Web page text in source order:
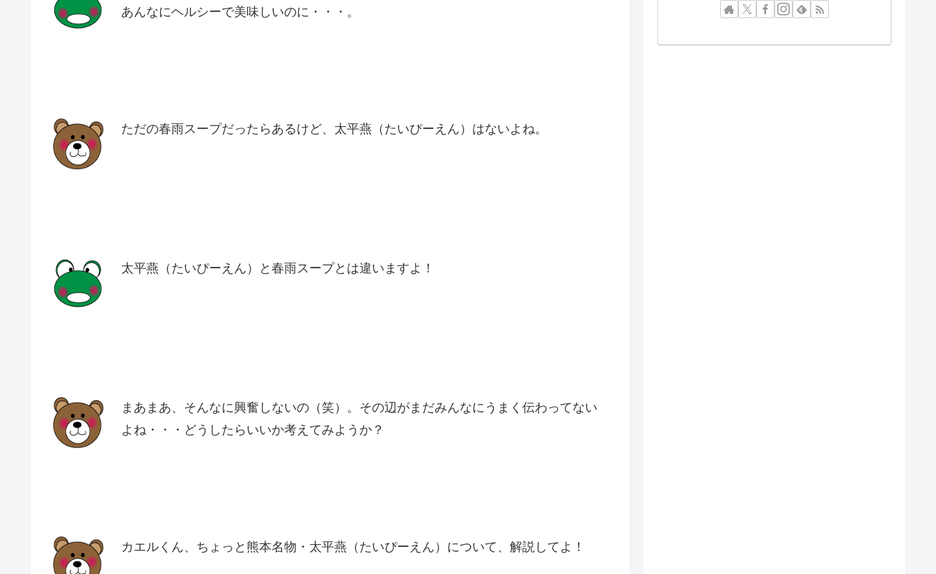
あんなにヘルシーで美味しいのに・・・。
ただの春雨スープだったらあるけど、太平燕（たいぴーえん）はないよね。
太平燕（たいぴーえん）と春雨スープとは違いますよ！
まあまあ、そんなに興奮しないの（笑）。その辺がまだみんなにうまく伝わってない
よね・・・どうしたらいいか考えてみようか？
カエルくん、ちょっと熊本名物・太平燕（たいぴーえん）について、解説してよ！